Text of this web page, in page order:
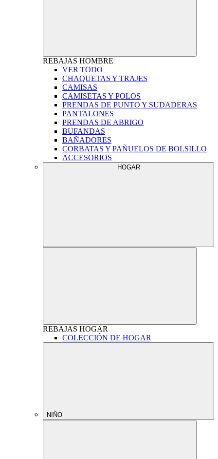
REBAJAS HOMBRE
VER TODO
CHAQUETAS Y TRAJES
CAMISAS
CAMISETAS Y POLOS
PRENDAS DE PUNTO Y SUDADERAS
PANTALONES
PRENDAS DE ABRIGO
BUFANDAS
BAÑADORES
CORBATAS Y PAÑUELOS DE BOLSILLO
ACCESORIOS
HOGAR
REBAJAS HOGAR
COLECCIÓN DE HOGAR
NIÑO